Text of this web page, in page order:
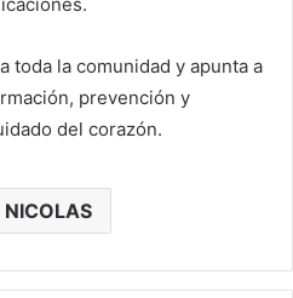
toda la comunidad y apunta a
prevención y
del corazón.